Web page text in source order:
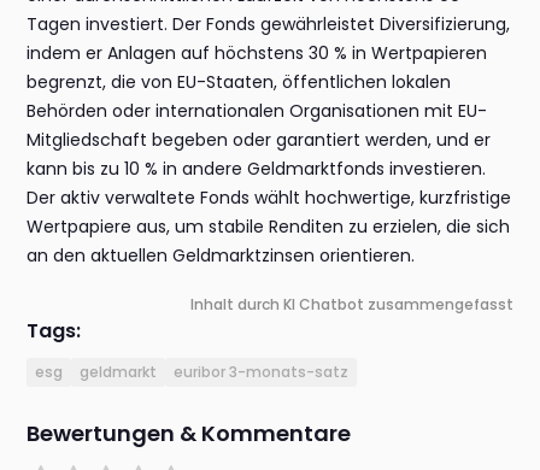
Tagen investiert. Der Fonds gewährleistet Diversifizierung,
indem er Anlagen auf höchstens 30 % in Wertpapieren
begrenzt, die von EU-Staaten, öffentlichen lokalen
Behörden oder internationalen Organisationen mit EU-
Mitgliedschaft begeben oder garantiert werden, und er
kann bis zu 10 % in andere Geldmarktfonds investieren.
Der aktiv verwaltete Fonds wählt hochwertige, kurzfristige
Wertpapiere aus, um stabile Renditen zu erzielen, die sich
an den aktuellen Geldmarktzinsen orientieren.
Inhalt durch KI Chatbot zusammengefasst
Tags:
esg geldmarkt euribor 3-monats-satz
Bewertungen & Kommentare